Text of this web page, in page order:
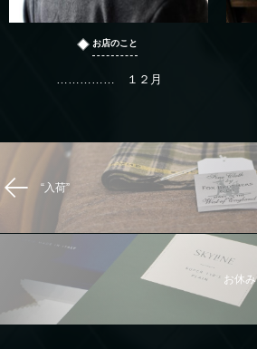
お店のこと
…………… １２月
“入荷”
お休